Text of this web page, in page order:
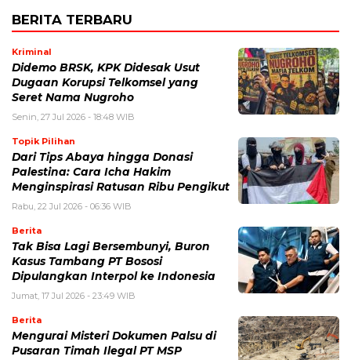
BERITA TERBARU
Kriminal
Didemo BRSK, KPK Didesak Usut
Dugaan Korupsi Telkomsel yang
Seret Nama Nugroho
Senin, 27 Jul 2026 - 18:48 WIB
Topik Pilihan
Dari Tips Abaya hingga Donasi
Palestina: Cara Icha Hakim
Menginspirasi Ratusan Ribu Pengikut
Rabu, 22 Jul 2026 - 06:36 WIB
Berita
Tak Bisa Lagi Bersembunyi, Buron
Kasus Tambang PT Bososi
Dipulangkan Interpol ke Indonesia
Jumat, 17 Jul 2026 - 23:49 WIB
Berita
Mengurai Misteri Dokumen Palsu di
Pusaran Timah Ilegal PT MSP